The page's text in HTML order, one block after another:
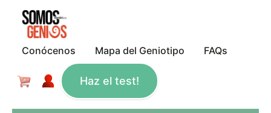
Conócenos Mapa del Geniotipo FAQs
Haz el test!